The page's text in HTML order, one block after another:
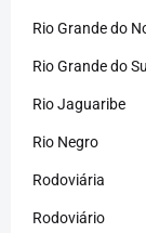
Rio Grande do
Rio Grande do Sul
Rio Jaguaribe
Rio Negro
Rodoviária
Rodoviário